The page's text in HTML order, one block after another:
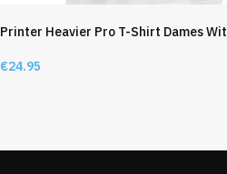
Printer Heavier Pro T-Shirt Dames Wit
€24.95